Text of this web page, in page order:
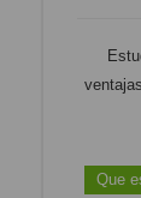
Que